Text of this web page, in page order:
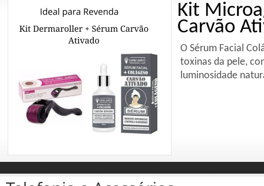
Kit Microagulhamento
Carvão Ativado -
O Sérum Facial Colágeno Carvão Ativado
toxinas da pele, com um alto poder de
luminosidade natural da pele.